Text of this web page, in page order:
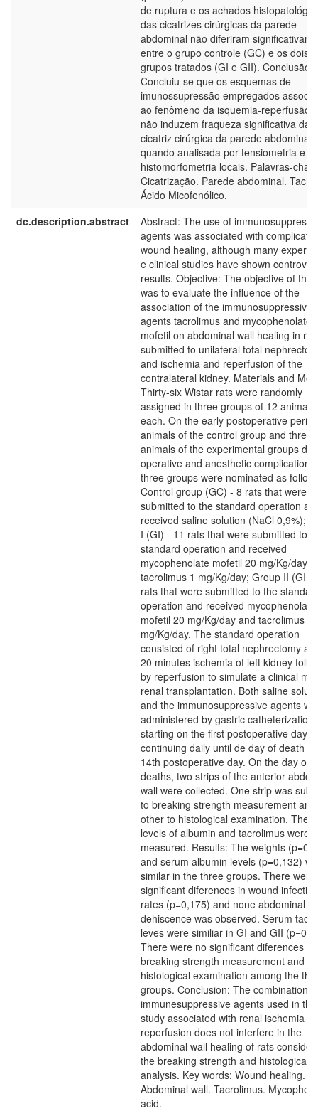
de ruptura e os achados
das cicatrizes cirúrgicas da parede
abdominal não diferiram
entre o grupo controle (GC) e os dois
grupos tratados (GI e GII). Conclusão:
Concluiu-se que os esquemas de
imunossupressão empregados
ao fenômeno da isquemia-reperfusão
não induzem fraqueza significativa da
cicatriz cirúrgica da parede abdominal
quando analisada por tensiometria e
histomorfometria locais. Palavras-
Cicatrização. Parede abdominal.
Ácido Micofenólico.
dc.description.abstract
Abstract: The use of
agents was associated with
wound healing, although many
e clinical studies have shown
results. Objective: The objective of this
was to evaluate the influence of the
association of the immunosuppressive
agents tacrolimus and mycophenolate
mofetil on abdominal wall healing in
submitted to unilateral total
and ischemia and reperfusion of the
contralateral kidney. Materials and
Thirty-six Wistar rats were randomly
assigned in three groups of 12 animals
each. On the early postoperative
animals of the control group and three
animals of the experimental groups
operative and anesthetic
three groups were nominated as follow:
Control group (GC) - 8 rats that were
submitted to the standard operation
received saline solution (NaCl 0,9%);
I (GI) - 11 rats that were submitted to
standard operation and received
mycophenolate mofetil 20 mg/Kg/day
tacrolimus 1 mg/Kg/day; Group II (GII)
rats that were submitted to the
operation and received mycophenolate
mofetil 20 mg/Kg/day and tacrolimus
mg/Kg/day. The standard operation
consisted of right total nephrectomy
20 minutes ischemia of left kidney
by reperfusion to simulate a clinical
renal transplantation. Both saline
and the immunosuppressive agents
administered by gastric catheterization,
starting on the first postoperative day
continuing daily until de day of death
14th postoperative day. On the day of
deaths, two strips of the anterior
wall were collected. One strip was
to breaking strength measurement
other to histological examination. The
levels of albumin and tacrolimus were
measured. Results: The weights
and serum albumin levels (p=0,132)
similar in the three groups. There were
significant diferences in wound infection
rates (p=0,175) and none abdominal
dehiscence was observed. Serum
leves were similiar in GI and GII
There were no significant diferences in
breaking strength measurement and
histological examination among the
groups. Conclusion: The combination
immunesuppressive agents used in the
study associated with renal ischemia
reperfusion does not interfere in the
abdominal wall healing of rats
the breaking strength and histological
analysis. Key words: Wound healing.
Abdominal wall. Tacrolimus.
acid.